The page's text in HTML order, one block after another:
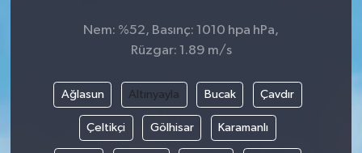
Nem: %52, Basınç: 1010 hpa hPa,
Rüzgar: 1.89 m/s
Ağlasun Altınyayla Bucak Çavdır
Çeltikçi Gölhisar Karamanlı
Sağlık
Son Dakika